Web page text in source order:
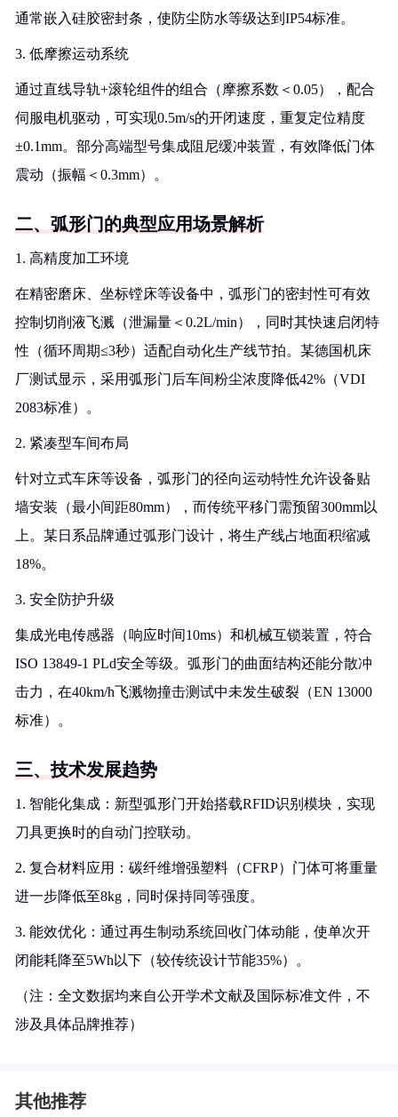
通常嵌入硅胶密封条，使防尘防水等级达到IP54标准。
3. 低摩擦运动系统
通过直线导轨+滚轮组件的组合（摩擦系数＜0.05），配合
伺服电机驱动，可实现0.5m/s的开闭速度，重复定位精度
±0.1mm。部分高端型号集成阻尼缓冲装置，有效降低门体
震动（振幅＜0.3mm）。
二、弧形门的典型应用场景解析
1. 高精度加工环境
在精密磨床、坐标镗床等设备中，弧形门的密封性可有效
控制切削液飞溅（泄漏量＜0.2L/min），同时其快速启闭特
性（循环周期≤3秒）适配自动化生产线节拍。某德国机床
厂测试显示，采用弧形门后车间粉尘浓度降低42%（VDI
2083标准）。
2. 紧凑型车间布局
针对立式车床等设备，弧形门的径向运动特性允许设备贴
墙安装（最小间距80mm），而传统平移门需预留300mm以
上。某日系品牌通过弧形门设计，将生产线占地面积缩减
18%。
3. 安全防护升级
集成光电传感器（响应时间10ms）和机械互锁装置，符合
ISO 13849-1 PLd安全等级。弧形门的曲面结构还能分散冲
击力，在40km/h飞溅物撞击测试中未发生破裂（EN 13000
标准）。
三、技术发展趋势
1. 智能化集成：新型弧形门开始搭载RFID识别模块，实现
刀具更换时的自动门控联动。
2. 复合材料应用：碳纤维增强塑料（CFRP）门体可将重量
进一步降低至8kg，同时保持同等强度。
3. 能效优化：通过再生制动系统回收门体动能，使单次开
闭能耗降至5Wh以下（较传统设计节能35%）。
（注：全文数据均来自公开学术文献及国际标准文件，不
涉及具体品牌推荐）
其他推荐